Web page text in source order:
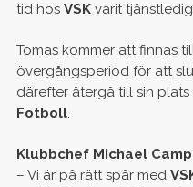
tid hos VSKvarit
Tomas kommer att finnas
övergångsperiod för att
därefter återgå till sin
Fotboll.
Klubbchef Michael
– Vi är på rätt spår med